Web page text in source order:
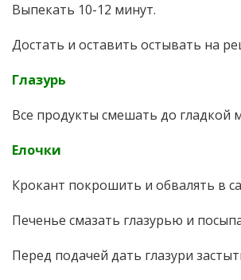
Выпекать 10-12 минут.
Достать и оставить остывать на
Глазурь
Все продукты смешать до гладкой
Елочки
Крокант покрошить и обвалять в
Печенье смазать глазурью и
Перед подачей дать глазури